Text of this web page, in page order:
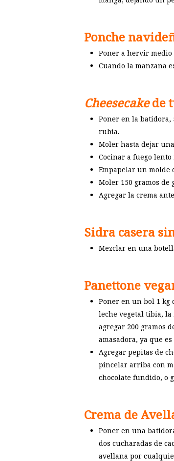
Ponche
Poner a hervir medio
Cuando la manzana
Cheesecakede
Poner en la batidora,
rubia.
Moler hasta dejar
Cocinar a fuego
Empapelar un molde
Moler 150 gramos de
Agregar la crema
Sidra casera
Mezclar en una
Panettone
Poner en un bol 1 kg
leche vegetal tibia,
agregar 200 gramos
amasadora, ya que
Agregar pepitas de
pincelar arriba con
chocolate fundido, o
Crema de
Poner en una
dos cucharadas de
avellana por